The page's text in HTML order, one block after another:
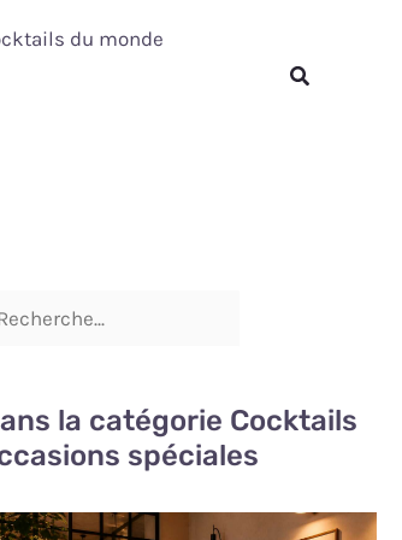
du monde
Rechercher
la catégorie Cocktails
spéciales